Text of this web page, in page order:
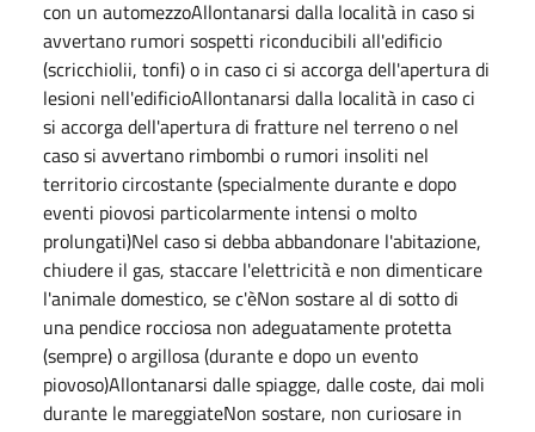
con un automezzoAllontanarsi dalla località in caso si
avvertano rumori sospetti riconducibili all'edificio
(scricchiolii, tonfi) o in caso ci si accorga dell'apertura di
lesioni nell'edificioAllontanarsi dalla località in caso ci
si accorga dell'apertura di fratture nel terreno o nel
caso si avvertano rimbombi o rumori insoliti nel
territorio circostante (specialmente durante e dopo
eventi piovosi particolarmente intensi o molto
prolungati)Nel caso si debba abbandonare l'abitazione,
chiudere il gas, staccare l'elettricità e non dimenticare
l'animale domestico, se c'èNon sostare al di sotto di
una pendice rocciosa non adeguatamente protetta
(sempre) o argillosa (durante e dopo un evento
piovoso)Allontanarsi dalle spiagge, dalle coste, dai moli
durante le mareggiateNon sostare, non curiosare in